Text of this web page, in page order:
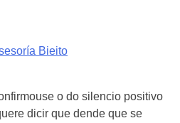
Bieito
o do silencio positivo
dicir que dende que se